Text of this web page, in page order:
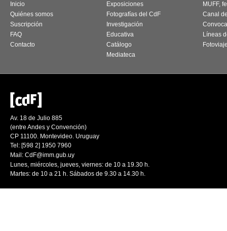
Inicio
Quiénes somos
Suscripción
FAQ
Contacto
Exposiciones
Fotografías del CdF
Investigación
Educativa
Catálogo
Mediateca
MUFF,
Canal
Líneas
Av. 18 de Julio 885
(entre Andes y Convención)
CP 11100. Montevideo. Uruguay
Tel: [598 2] 1950 7960
Mail: CdF@imm.gub.uy
Lunes, miércoles, jueves, viernes: de 10 a 19.30 h.
Martes: de 10 a 21 h. Sábados de 9.30 a 14.30 h.